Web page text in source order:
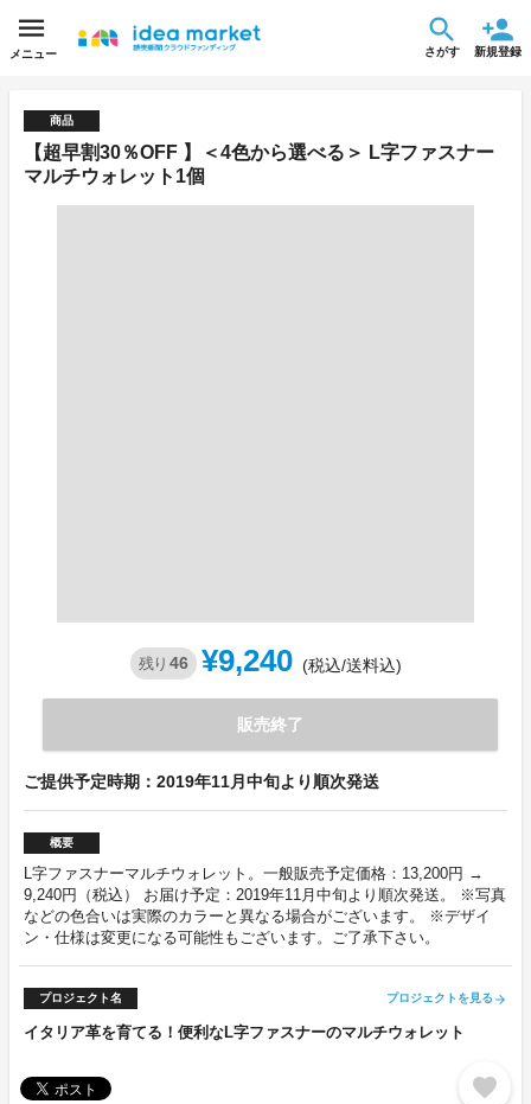
メニュー さがす 新規登録
商品
【超早割30％OFF 】＜4色から選べる＞ L字ファスナー
マルチウォレット1個
残り 46 ¥9,240 (税込/送料込)
販売終了
ご提供予定時期：2019年11月中旬より順次発送
概要
L字ファスナーマルチウォレット。一般販売予定価格：13,200円 →
9,240円（税込） お届け予定：2019年11月中旬より順次発送。 ※写真
などの色合いは実際のカラーと異なる場合がございます。 ※デザイ
ン・仕様は変更になる可能性もございます。ご了承下さい。
プロジェクト名 プロジェクトを見る arrow_forward
イタリア革を育てる！便利なL字ファスナーのマルチウォレット
favorite